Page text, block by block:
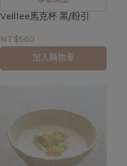
Veillee馬克杯 黑/粉引
NT$660
加入購物車